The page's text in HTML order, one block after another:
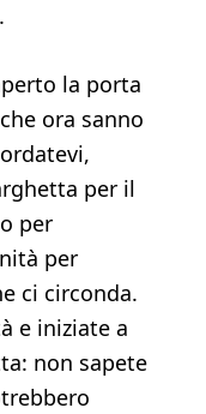
la porta
ora sanno
per il
per
per
ci circonda.
e iniziate a
non sapete